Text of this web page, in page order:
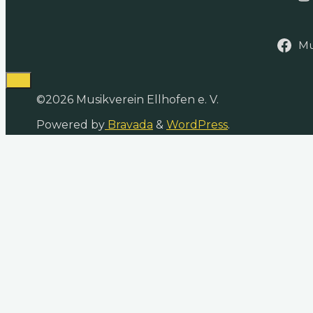
©2026 Musikverein Ellhofen e. V.
Powered by Bravada & WordPress.